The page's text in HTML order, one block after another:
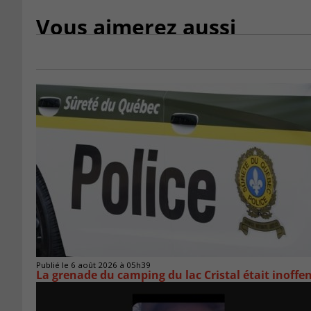
Vous aimerez aussi
Publié le 6 août 2026 à 05h39
La grenade du camping du lac Cristal était